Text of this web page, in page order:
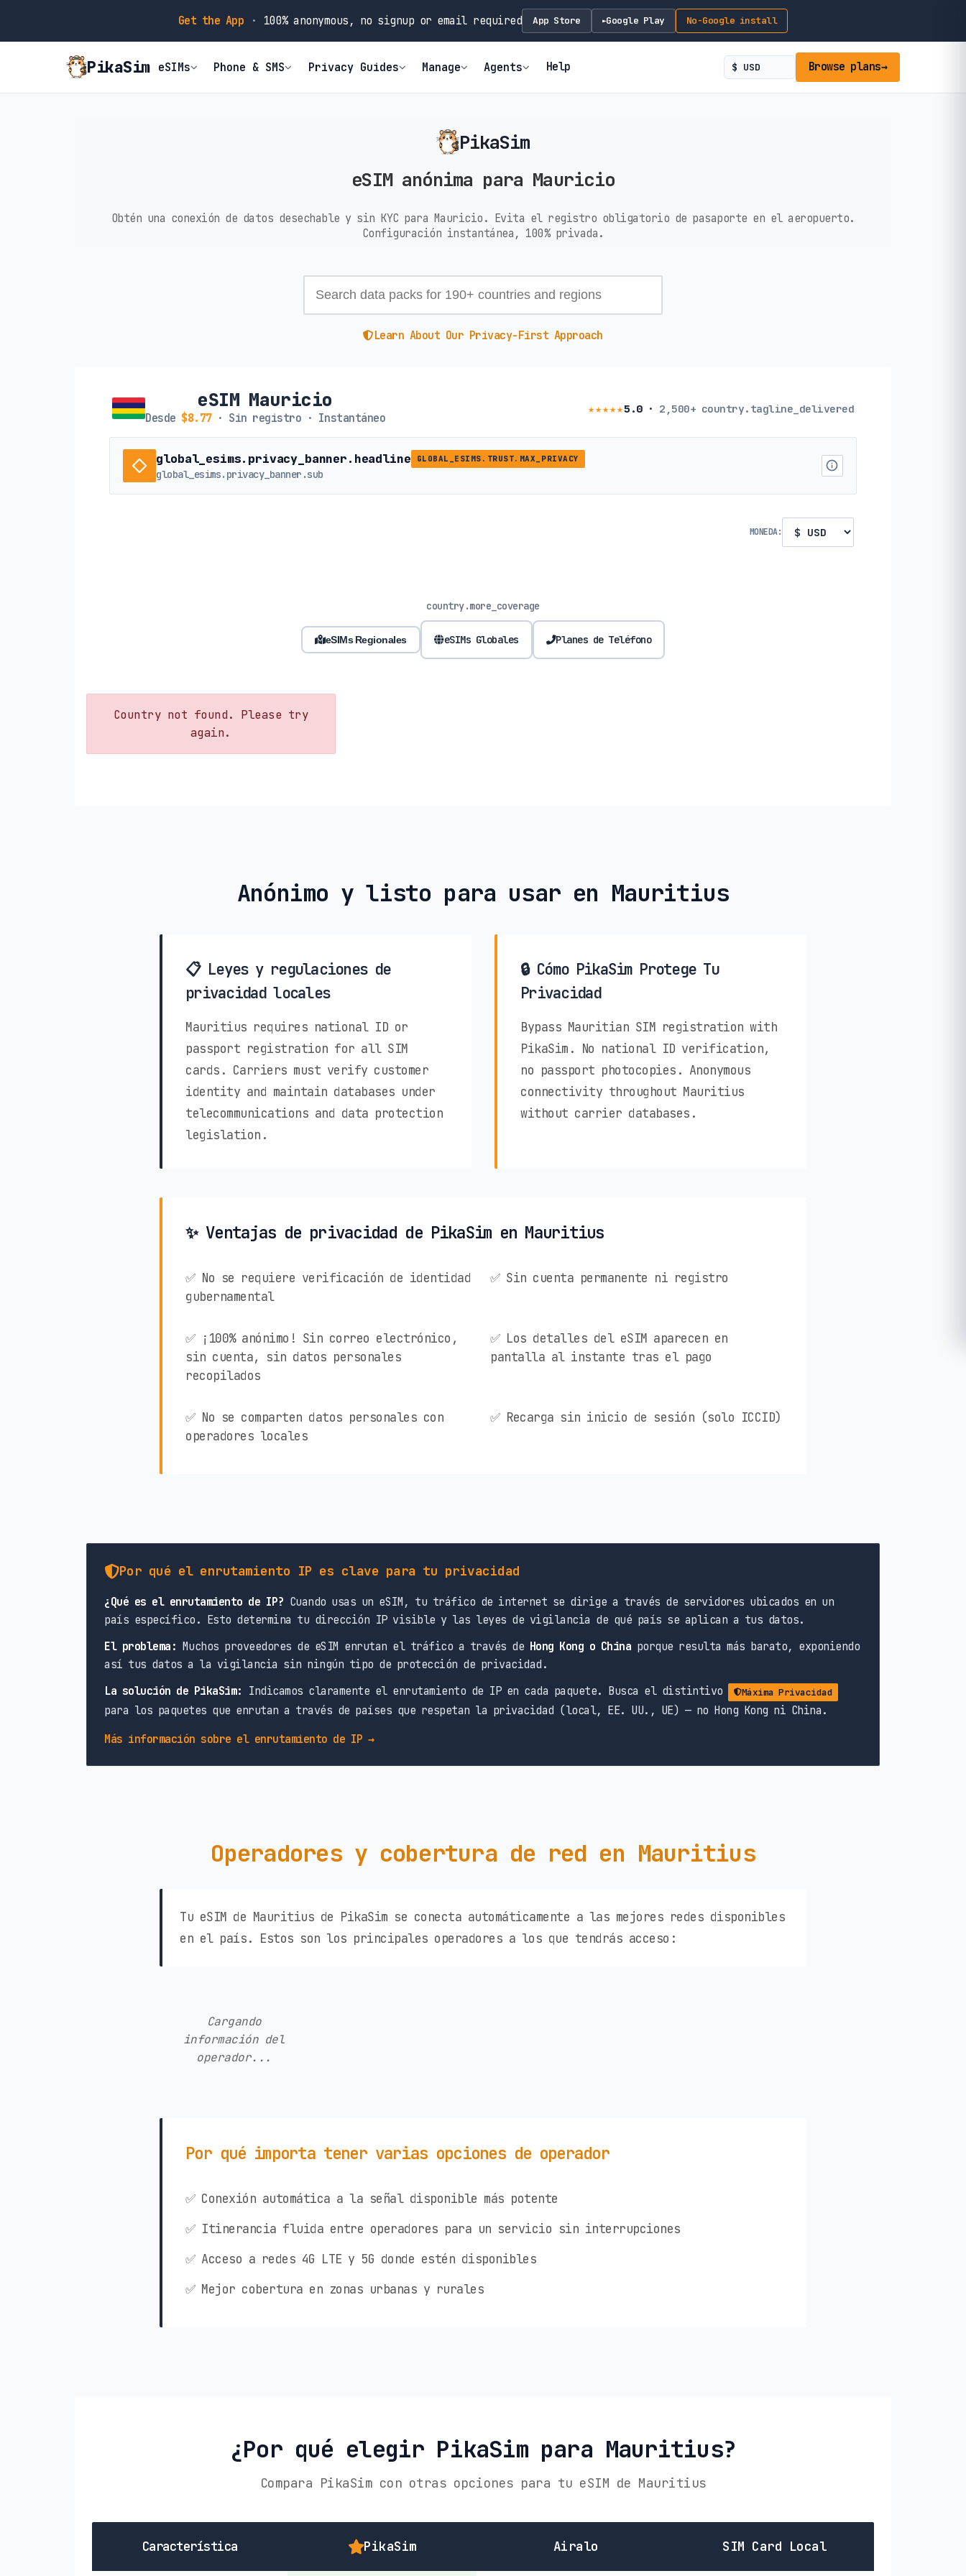
Get the App · 100% anonymous, no signup or email required App Store ►Google Play No-Google install
PikaSim eSIMs Phone & SMS Privacy Guides Manage Agents Help Browse plans→
PikaSim
eSIM anónima para Mauricio
Obtén una conexión de datos desechable y sin KYC para Mauricio. Evita el registro obligatorio de pasaporte en el aeropuerto.
Configuración instantánea, 100% privada.
Learn About Our Privacy-First Approach
eSIM Mauricio
Desde $8.77· Sin registro · Instantáneo
★★★★★5.0· 2,500+ country.tagline_delivered
global_esims.privacy_banner.headline GLOBAL_ESIMS.TRUST.MAX_PRIVACY
global_esims.privacy_banner.sub
MONEDA:
country.more_coverage
eSIMs Regionales eSIMs Globales Planes de Teléfono
Country not found. Please try
again.
Anónimo y listo para usar en Mauritius
📋 Leyes y regulaciones de
privacidad locales
Mauritius requires national ID or
passport registration for all SIM
cards. Carriers must verify customer
identity and maintain databases under
telecommunications and data protection
legislation.
🔒 Cómo PikaSim Protege Tu
Privacidad
Bypass Mauritian SIM registration with
PikaSim. No national ID verification,
no passport photocopies. Anonymous
connectivity throughout Mauritius
without carrier databases.
✨ Ventajas de privacidad de PikaSim en Mauritius
✅ No se requiere verificación de identidad
gubernamental
✅ Sin cuenta permanente ni registro
✅ ¡100% anónimo! Sin correo electrónico,
sin cuenta, sin datos personales
recopilados
✅ Los detalles del eSIM aparecen en
pantalla al instante tras el pago
✅ No se comparten datos personales con
operadores locales
✅ Recarga sin inicio de sesión (solo ICCID)
Por qué el enrutamiento IP es clave para tu privacidad
¿Qué es el enrutamiento de IP? Cuando usas un eSIM, tu tráfico de internet se dirige a través de servidores ubicados en un
país específico. Esto determina tu dirección IP visible y las leyes de vigilancia de qué país se aplican a tus datos.
El problema: Muchos proveedores de eSIM enrutan el tráfico a través de Hong Kong o China porque resulta más barato, exponiendo
así tus datos a la vigilancia sin ningún tipo de protección de privacidad.
La solución de PikaSim: Indicamos claramente el enrutamiento de IP en cada paquete. Busca el distintivo Máxima Privacidad
para los paquetes que enrutan a través de países que respetan la privacidad (local, EE. UU., UE) — no Hong Kong ni China.
Más información sobre el enrutamiento de IP →
Operadores y cobertura de red en Mauritius
Tu eSIM de Mauritius de PikaSim se conecta automáticamente a las mejores redes disponibles
en el país. Estos son los principales operadores a los que tendrás acceso:
Cargando
información del
operador...
Por qué importa tener varias opciones de operador
✅ Conexión automática a la señal disponible más potente
✅ Itinerancia fluida entre operadores para un servicio sin interrupciones
✅ Acceso a redes 4G LTE y 5G donde estén disponibles
✅ Mejor cobertura en zonas urbanas y rurales
¿Por qué elegir PikaSim para Mauritius?
Compara PikaSim con otras opciones para tu eSIM de Mauritius
Característica PikaSim Airalo SIM Card Local